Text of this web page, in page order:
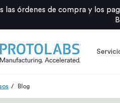
las órdenes de compra y los
Blog